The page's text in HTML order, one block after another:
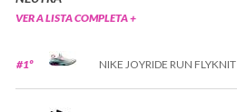
VER A LISTA COMPLETA +
#1º NIKE JOYRIDE RUN FLYKNIT